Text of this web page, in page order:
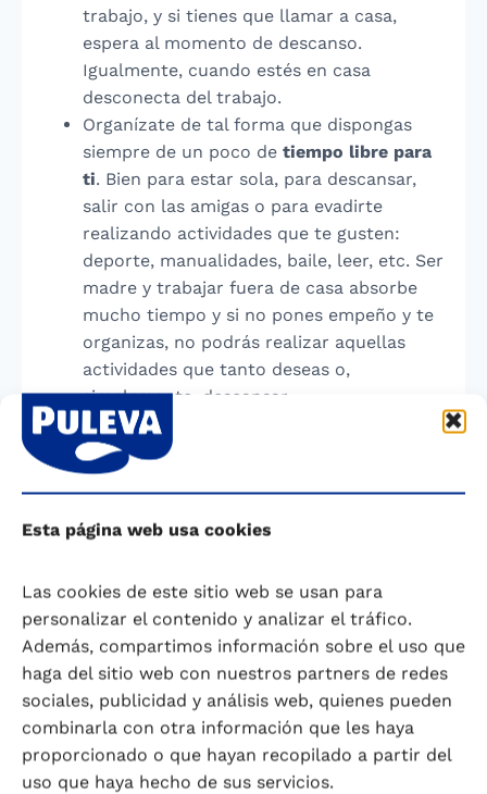
Esta página web usa cookies
Las cookies de este sitio web se usan para
personalizar el contenido y analizar el tráfico.
Además, compartimos información sobre el uso que
haga del sitio web con nuestros partners de redes
sociales, publicidad y análisis web, quienes pueden
combinarla con otra información que les haya
proporcionado o que hayan recopilado a partir del
uso que haya hecho de sus servicios.
trabajo, y si tienes que llamar a casa,
espera al momento de descanso.
Igualmente, cuando estés en casa
desconecta del trabajo.
Organízate de tal forma que dispongas
siempre de un poco de tiempo libre para
ti. Bien para estar sola, para descansar,
salir con las amigas o para evadirte
realizando actividades que te gusten:
deporte, manualidades, baile, leer, etc. Ser
madre y trabajar fuera de casa absorbe
mucho tiempo y si no pones empeño y te
organizas, no podrás realizar aquellas
actividades que tanto deseas o,
simplemente, descansar.
Haz que tu marido ejerza
de forma responsable
también del cuidado de los niños y
descanso o tiempo para salir de casa y
benefician.
Es muy importante quetodos participen
en casa, que sean ordenados, que ayuden
con las tareas domésticas, que hagan su
cama y que sean responsables con sus
estudios. Explícales que su ayuda
contribuirá a que tú dispongas de más
tiempo para estar con ellos.